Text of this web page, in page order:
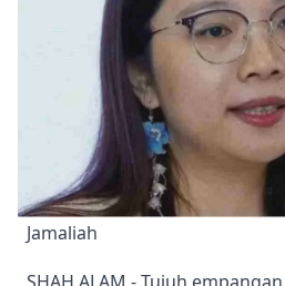
Jamaliah